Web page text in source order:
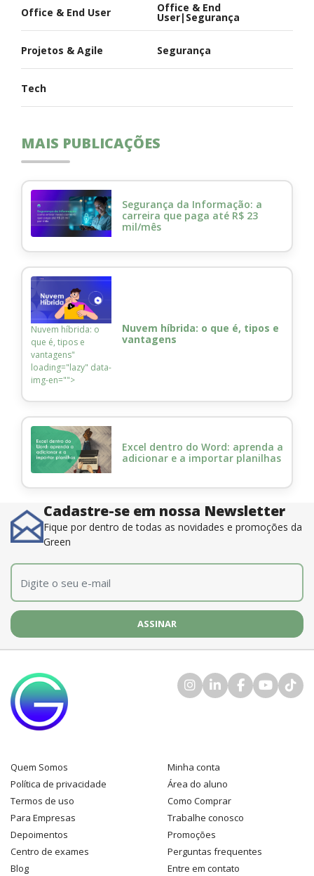
Office & End User Office & End
User|Segurança
Projetos & Agile Segurança
Tech
MAIS PUBLICAÇÕES
Segurança da Informação: a
carreira que paga até R$ 23
mil/mês
Nuvem híbrida: o
que é, tipos e
vantagens"
loading="lazy" data-
img-en="">
Nuvem híbrida: o que é, tipos e
vantagens
Excel dentro do Word: aprenda a
adicionar e a importar planilhas
Cadastre-se em nossa Newsletter
Fique por dentro de todas as novidades e promoções da
Green
E-mail
Quem Somos
Política de privacidade
Termos de uso
Para Empresas
Depoimentos
Centro de exames
Blog
Minha conta
Área do aluno
Como Comprar
Trabalhe conosco
Promoções
Perguntas frequentes
Entre em contato